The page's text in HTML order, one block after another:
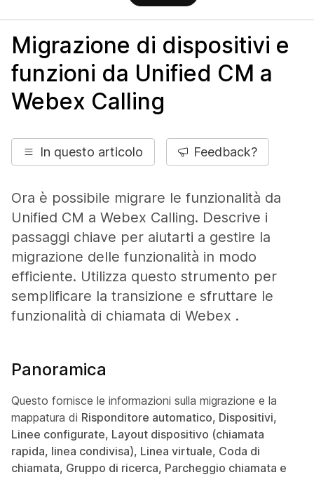
Migrazione di dispositivi e
funzioni da Unified CM a
Webex Calling
In questo articolo Feedback?
Ora è possibile migrare le funzionalità da
Unified CM a Webex Calling. Descrive i
passaggi chiave per aiutarti a gestire la
migrazione delle funzionalità in modo
efficiente. Utilizza questo strumento per
semplificare la transizione e sfruttare le
funzionalità di chiamata di Webex .
Panoramica
Questo fornisce le informazioni sulla migrazione e la
mappatura di Risponditore automatico, Dispositivi,
Linee configurate, Layout dispositivo (chiamata
rapida, linea condivisa), Linea virtuale, Coda di
chiamata, Gruppo di ricerca, Parcheggio chiamata e